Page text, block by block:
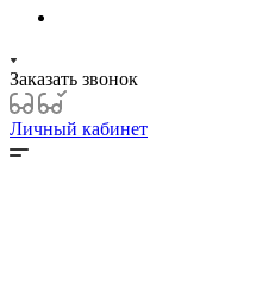
Заказать звонок
Личный кабинет